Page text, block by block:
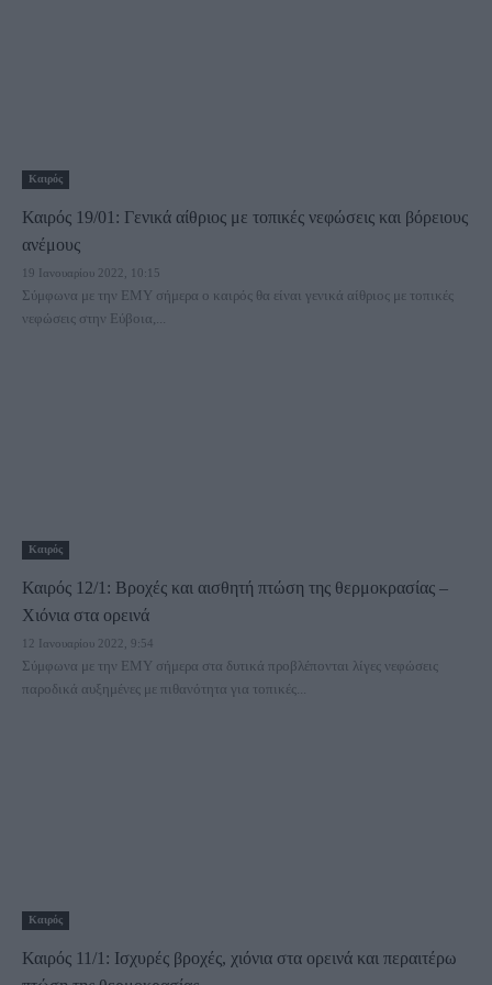
Καιρός
Καιρός 19/01: Γενικά αίθριος με τοπικές νεφώσεις και βόρειους
ανέμους
19 Ιανουαρίου 2022, 10:15
Σύμφωνα με την ΕΜΥ σήμερα ο καιρός θα είναι γενικά αίθριος με τοπικές
νεφώσεις στην Εύβοια,...
Καιρός
Καιρός 12/1: Βροχές και αισθητή πτώση της θερμοκρασίας –
Χιόνια στα ορεινά
12 Ιανουαρίου 2022, 9:54
Σύμφωνα με την ΕΜΥ σήμερα στα δυτικά προβλέπονται λίγες νεφώσεις
παροδικά αυξημένες με πιθανότητα για τοπικές...
Καιρός
Καιρός 11/1: Ισχυρές βροχές, χιόνια στα ορεινά και περαιτέρω